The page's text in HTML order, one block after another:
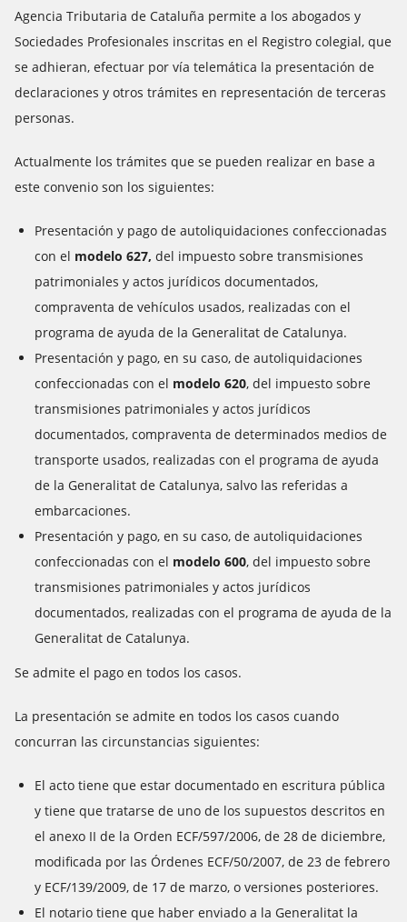
Agencia Tributaria de Cataluña permite a los abogados y
Sociedades Profesionales inscritas en el Registro colegial, que
se adhieran, efectuar por vía telemática la presentación de
declaraciones y otros trámites en representación de terceras
personas.
Actualmente los trámites que se pueden realizar en base a
este convenio son los siguientes:
Presentación y pago de autoliquidaciones confeccionadas
con el modelo 627, del impuesto sobre transmisiones
patrimoniales y actos jurídicos documentados,
compraventa de vehículos usados, realizadas con el
programa de ayuda de la Generalitat de Catalunya.
Presentación y pago, en su caso, de autoliquidaciones
confeccionadas con el modelo 620, del impuesto sobre
transmisiones patrimoniales y actos jurídicos
documentados, compraventa de determinados medios de
transporte usados, realizadas con el programa de ayuda
de la Generalitat de Catalunya, salvo las referidas a
embarcaciones.
Presentación y pago, en su caso, de autoliquidaciones
confeccionadas con el modelo 600, del impuesto sobre
transmisiones patrimoniales y actos jurídicos
documentados, realizadas con el programa de ayuda de la
Generalitat de Catalunya.
Se admite el pago en todos los casos.
La presentación se admite en todos los casos cuando
concurran las circunstancias siguientes:
El acto tiene que estar documentado en escritura pública
y tiene que tratarse de uno de los supuestos descritos en
el anexo II de la Orden ECF/597/2006, de 28 de diciembre,
modificada por las Órdenes ECF/50/2007, de 23 de febrero
y ECF/139/2009, de 17 de marzo, o versiones posteriores.
El notario tiene que haber enviado a la Generalitat la